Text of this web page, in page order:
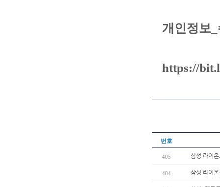
개인정보
https://
번호
405 삼성 라이
404 삼성 라이